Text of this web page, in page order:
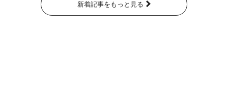
新着記事をもっと見る